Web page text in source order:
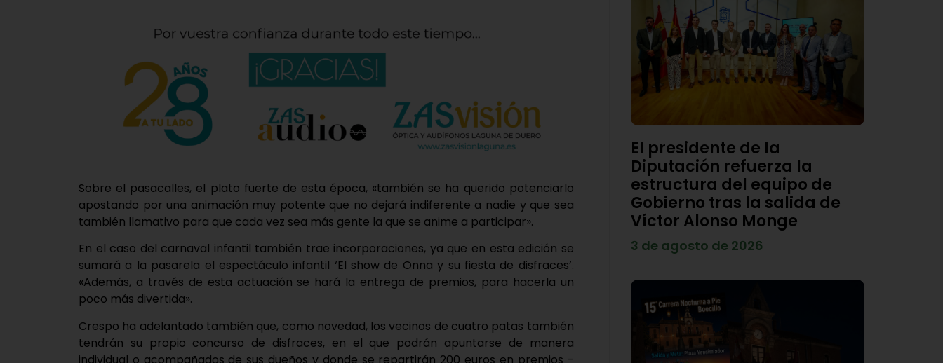
Sobre el pasacalles, el plato fuerte de esta época, «también se ha querido potenciarlo
apostando por una animación muy potente que no dejará indiferente a nadie y que sea
también llamativo para que cada vez sea más gente la que se anime a participar».
En el caso del carnaval infantil también trae incorporaciones, ya que en esta edición se
sumará a la pasarela el espectáculo infantil ‘El show de Onna y su fiesta de disfraces’.
«Además, a través de esta actuación se hará la entrega de premios, para hacerla un
poco más divertida».
Crespo ha adelantado también que, como novedad, los vecinos de cuatro patas también
tendrán su propio concurso de disfraces, en el que podrán apuntarse de manera
individual o acompañados de sus dueños y donde se repartirán 200 euros en premios -
El presidente de la
Diputación refuerza la
estructura del equipo de
Gobierno tras la salida de
Víctor Alonso Monge
3 de agosto de 2026